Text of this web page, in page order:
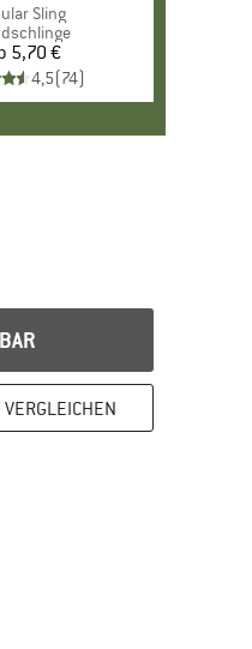
Sling
Preis
5,70 €
4,5(74)
VERGLEICHEN
zu den Rückgabe-Richtlinien
Infos hier! Öffnet sich in
alle Infos hier!